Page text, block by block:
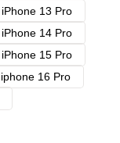
iPhone 13 Pro
iPhone 14 Pro
iPhone 15 Pro
iphone 16 Pro